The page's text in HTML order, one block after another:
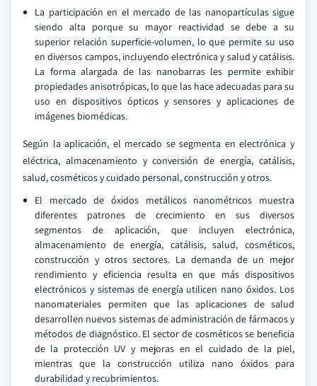
La participación en el mercado de las nanopartículas sigue
siendo alta porque su mayor reactividad se debe a su
superior relación superficie-volumen, lo que permite su uso
en diversos campos, incluyendo electrónica y salud y catálisis.
La forma alargada de las nanobarras les permite exhibir
propiedades anisotrópicas, lo que las hace adecuadas para su
uso en dispositivos ópticos y sensores y aplicaciones de
imágenes biomédicas.
Según la aplicación, el mercado se segmenta en electrónica y
eléctrica, almacenamiento y conversión de energía, catálisis,
salud, cosméticos y cuidado personal, construcción y otros.
El mercado de óxidos metálicos nanométricos muestra
diferentes patrones de crecimiento en sus diversos
segmentos de aplicación, que incluyen electrónica,
almacenamiento de energía, catálisis, salud, cosméticos,
construcción y otros sectores. La demanda de un mejor
rendimiento y eficiencia resulta en que más dispositivos
electrónicos y sistemas de energía utilicen nano óxidos. Los
nanomateriales permiten que las aplicaciones de salud
desarrollen nuevos sistemas de administración de fármacos y
métodos de diagnóstico. El sector de cosméticos se beneficia
de la protección UV y mejoras en el cuidado de la piel,
mientras que la construcción utiliza nano óxidos para
durabilidad y recubrimientos.